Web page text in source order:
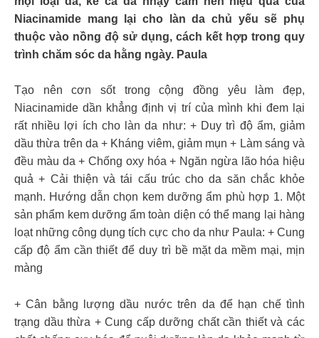
Niacinamide mang lại cho làn da chủ yếu sẽ phụ
thuộc vào nồng độ sử dụng, cách kết hợp trong quy
trình chăm sóc da hằng ngày. Paula
Tạo nên cơn sốt trong cộng đồng yêu làm đẹp,
Niacinamide dần khẳng định vị trí của mình khi đem lại
rất nhiều lợi ích cho làn da như: + Duy trì độ ẩm, giảm
dầu thừa trên da + Kháng viêm, giảm mụn + Làm sáng và
đều màu da + Chống oxy hóa + Ngăn ngừa lão hóa hiệu
quả + Cải thiện và tái cấu trúc cho da săn chắc khỏe
mạnh. Hướng dẫn chọn kem dưỡng ẩm phù hợp 1. Một
sản phẩm kem dưỡng ẩm toàn diện có thể mang lại hàng
loạt những công dụng tích cực cho da như Paula: + Cung
cấp độ ẩm cần thiết để duy trì bề mặt da mềm mại, mịn
màng
+ Cân bằng lượng dầu nước trên da để hạn chế tình
trạng dầu thừa + Cung cấp dưỡng chất cần thiết và các